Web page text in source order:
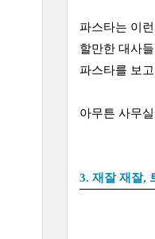
파스타는 이
할만한 대사
파스타를 보
아무튼 사무
3. 재잘 재잘,